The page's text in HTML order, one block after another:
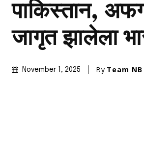
पाकिस्तान,
जागृत झालेला
November 1, 2025 By Team